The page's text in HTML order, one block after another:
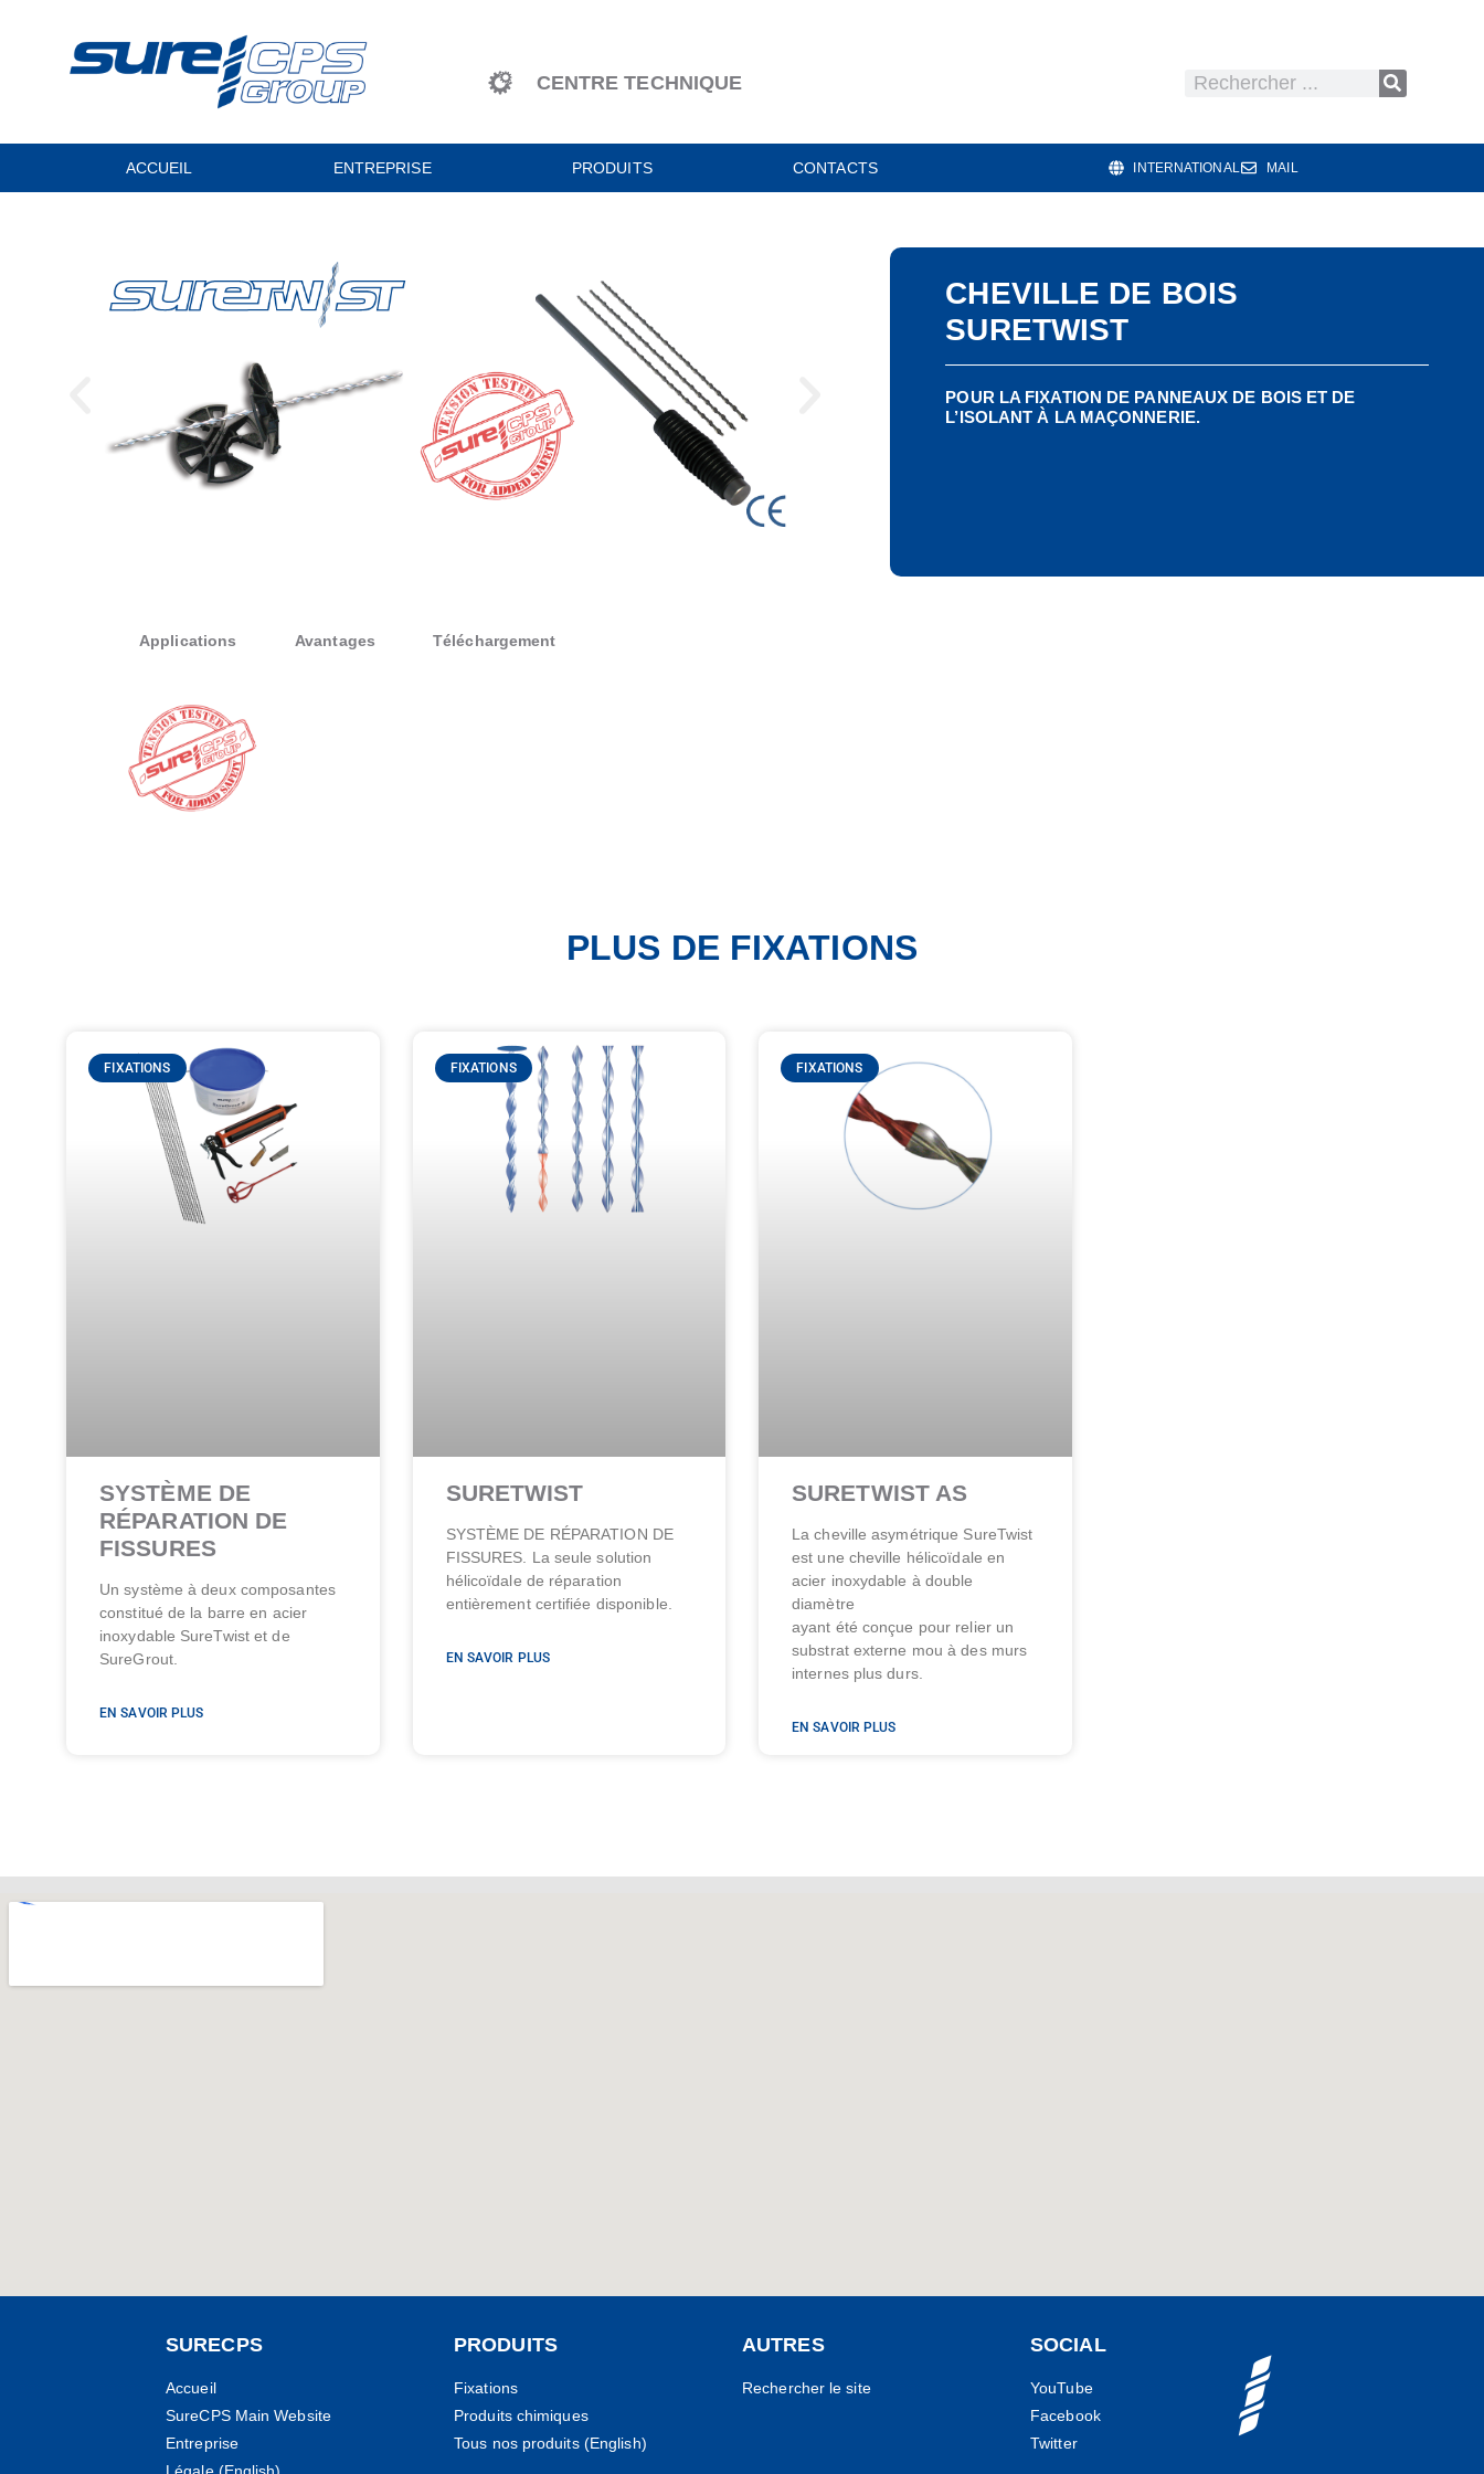
CENTRE TECHNIQUE
ACCUEIL ENTREPRISE PRODUITS CONTACTS INTERNATIONAL MAIL
CHEVILLE DE BOIS
SURETWIST
POUR LA FIXATION DE PANNEAUX DE BOIS ET DE
L’ISOLANT À LA MAÇONNERIE.
Applications Avantages Téléchargement
PLUS DE FIXATIONS
FIXATIONS
SYSTÈME DE
RÉPARATION DE
FISSURES
Un système à deux composantes
constitué de la barre en acier
inoxydable SureTwist et de
SureGrout.
EN SAVOIR PLUS
FIXATIONS
SURETWIST
SYSTÈME DE RÉPARATION DE
FISSURES. La seule solution
hélicoïdale de réparation
entièrement certifiée disponible.
EN SAVOIR PLUS
FIXATIONS
SURETWIST AS
La cheville asymétrique SureTwist
est une cheville hélicoïdale en
acier inoxydable à double
diamètre
ayant été conçue pour relier un
substrat externe mou à des murs
internes plus durs.
EN SAVOIR PLUS
SURECPS
Accueil
SureCPS Main Website
Entreprise
PRODUITS
Fixations
Produits chimiques
Tous nos produits (English)
AUTRES
Rechercher le site
SOCIAL
YouTube
Facebook
Twitter